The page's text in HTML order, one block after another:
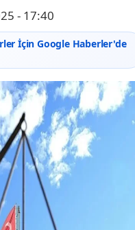
- 17:40
İçin Google Haberler'de